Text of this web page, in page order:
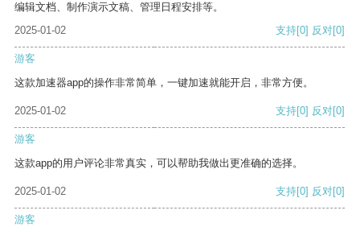
编辑文档、制作演示文稿、管理日程安排等。
2025-01-02
支持[0] 反对[0]
游客
这款加速器app的操作非常简单，一键加速就能开启，非常方便。
2025-01-02 支持[0] 反对[0]
游客
这款app的用户评论非常真实，可以帮助我做出更准确的选择。
2025-01-02 支持[0] 反对[0]
游客